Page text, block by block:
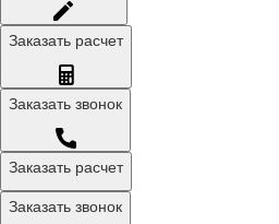
Заказать расчет
Заказать звонок
Заказать расчет
Заказать звонок